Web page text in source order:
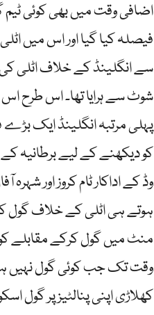
اضافی وقت میں بھی کوئی
فیصلہ کیا گیا اور اس میں
پہلی مرتبہ انگلینڈ ایک بڑے
کو دیکھنے کے لیے برطانیہ
وڈ کے اداکار ٹام کروز اور
وقت تک جب کوئی گول نہیں
کھلاڑی اپنی پنالٹیز پر گول